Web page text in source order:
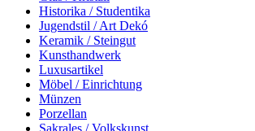
Historika / Studentika
Jugendstil / Art Dekó
Keramik / Steingut
Kunsthandwerk
Luxusartikel
Möbel / Einrichtung
Münzen
Porzellan
Sakrales / Volkskunst